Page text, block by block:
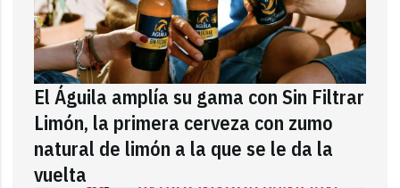
El Águila amplía su gama con Sin Filtrar
Limón, la primera cerveza con zumo
natural de limón a la que se le da la
vuelta